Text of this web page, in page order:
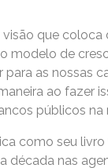
visão que
modelo de
as nossas
ao fazer
públicos
como seu livro
década nas